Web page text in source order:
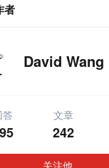
者
David Wang
答 文章
242